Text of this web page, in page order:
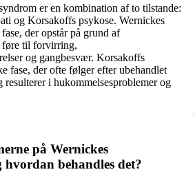
er en kombination af to tilstande:
og Korsakoffs psykose. Wernickes
der opstår på grund af
føre til forvirring,
og gangbesvær. Korsakoffs
fase, der ofte følger efter ubehandlet
resulterer i hukommelsesproblemer og
på Wernickes
hvordan behandles det?